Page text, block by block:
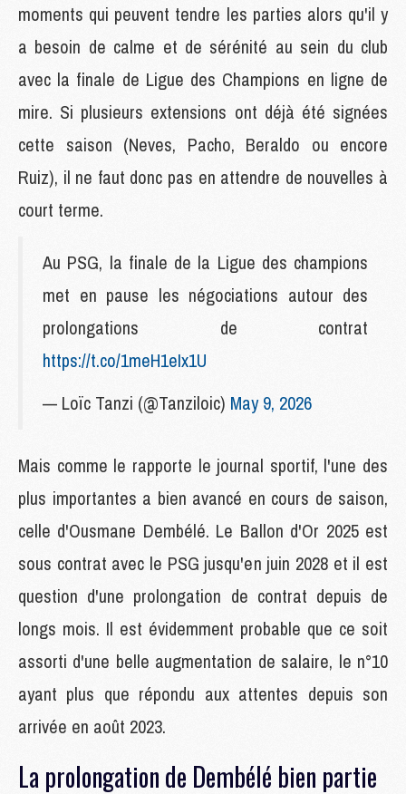
moments qui peuvent tendre les parties alors qu'il y
a besoin de calme et de sérénité au sein du club
avec la finale de Ligue des Champions en ligne de
mire. Si plusieurs extensions ont déjà été signées
cette saison (Neves, Pacho, Beraldo ou encore
Ruiz), il ne faut donc pas en attendre de nouvelles à
court terme.
Au PSG, la finale de la Ligue des champions
met en pause les négociations autour des
prolongations de contrat
https://t.co/1meH1eIx1U
— Loïc Tanzi (@Tanziloic) May 9, 2026
Mais comme le rapporte le journal sportif, l'une des
plus importantes a bien avancé en cours de saison,
celle d'Ousmane Dembélé. Le Ballon d'Or 2025 est
sous contrat avec le PSG jusqu'en juin 2028 et il est
question d'une prolongation de contrat depuis de
longs mois. Il est évidemment probable que ce soit
assorti d'une belle augmentation de salaire, le n°10
ayant plus que répondu aux attentes depuis son
arrivée en août 2023.
La prolongation de Dembélé bien partie